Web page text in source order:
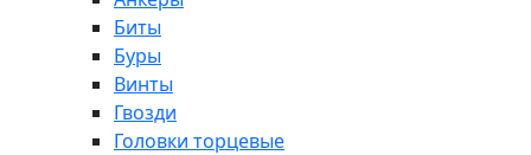
Биты
Буры
Винты
Гвозди
Головки торцевые